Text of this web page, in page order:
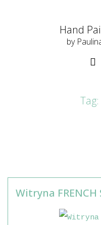
Hand
by
Tag:
Witryna FRENCH